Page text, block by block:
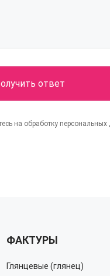
на обработку
ФАКТУРЫ
Глянцевые (глянец)